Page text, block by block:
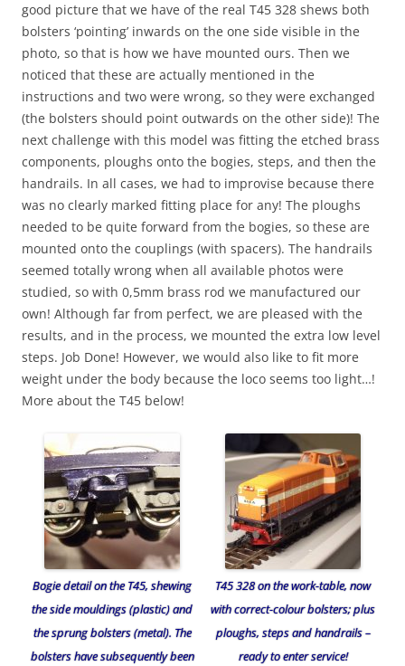
good picture that we have of the real T45 328 shews both
bolsters ‘pointing’ inwards on the one side visible in the
photo, so that is how we have mounted ours. Then we
noticed that these are actually mentioned in the
instructions and two were wrong, so they were exchanged
(the bolsters should point outwards on the other side)! The
next challenge with this model was fitting the etched brass
components, ploughs onto the bogies, steps, and then the
handrails. In all cases, we had to improvise because there
was no clearly marked fitting place for any! The ploughs
needed to be quite forward from the bogies, so these are
mounted onto the couplings (with spacers). The handrails
seemed totally wrong when all available photos were
studied, so with 0,5mm brass rod we manufactured our
own! Although far from perfect, we are pleased with the
results, and in the process, we mounted the extra low level
steps. Job Done! However, we would also like to fit more
weight under the body because the loco seems too light…!
More about the T45 below!
Bogie detail on the T45, shewing
the side mouldings (plastic) and
the sprung bolsters (metal). The
bolsters have subsequently been
T45 328 on the work-table, now
with correct-colour bolsters; plus
ploughs, steps and handrails –
ready to enter service!